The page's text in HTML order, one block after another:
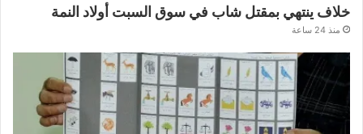
خلاف ينتهي بمقتل شاب في سوق السبت أولاد النمة
منذ 24 ساعة